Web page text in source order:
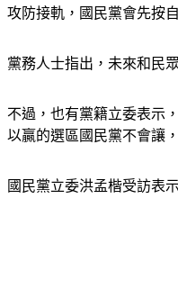
攻防接軌，國民黨會先按
黨務人士指出，未來和民
不過，也有黨籍立委表示
以贏的選區國民黨不會讓
國民黨立委洪孟楷受訪表